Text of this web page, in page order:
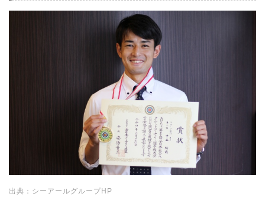
出典：シーアールグループHP